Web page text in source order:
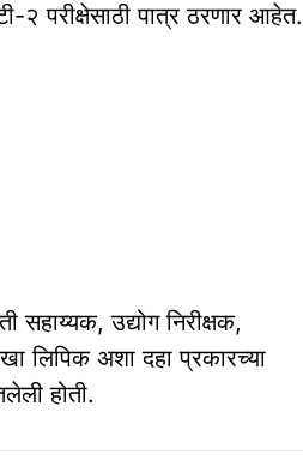
२ परीक्षेसाठी पात्र ठरणार आहेत.
उद्योग निरीक्षक,
लिपिक अशा दहा प्रकारच्‍या
होती.